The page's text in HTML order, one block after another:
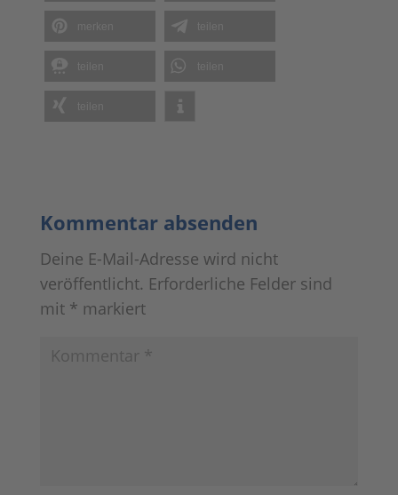
Kommentar absenden
Deine E-Mail-Adresse wird nicht
veröffentlicht. Erforderliche Felder sind
mit * markiert